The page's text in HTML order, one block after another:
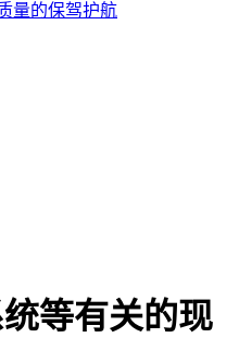
量的保驾护航
等有关的现